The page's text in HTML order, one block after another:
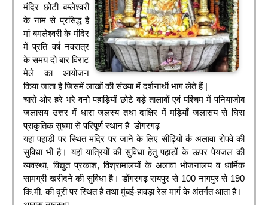
मंदिर छोटी बम्लेश्वरी
के नाम से प्रसिद्ध है
मां बमलेश्वरी के मंदिर
में प्रति वर्ष नवरात्र
के समय दो बार विराट
मेले का आयोजन
किया जाता है जिसमें लाखों की संख्या में दर्शनार्थी भाग लेते हैं |
चारो ओर हरे भरे वनो पहाड़ियों छोटे बड़े तालाबों एवं पश्चिम में पनियाजोब
जलासय उत्तर में धारा जलस्य तथा दाक्षिर में मड़ियाँ जलासय से घिरा
प्राकृतिक सुषमा से परिपूर्ण स्थान है–डोंगरगढ़
यहां पहाड़ी पर स्थित मंदिर पर जाने के लिए सीढ़ियों क॑ अलावा रोपवे की
सुविधा भी है। यहां यात्रियों की सुविधा हेतु पहाड़ों के ऊपर पेयजल की
व्यवस्था, विद्युत प्रकाश, विश्रामालयों के अलावा भोजनालय व धार्मिक
सामग्री खरीदने की सुविधा है। डोंगरगढ़ रायपुर से 100 नागपुर से 190
कि.मी. की दूरी पर स्थित है तथा मुंबई-हावड़ा रेल मार्ग के अंतर्गत आता है।